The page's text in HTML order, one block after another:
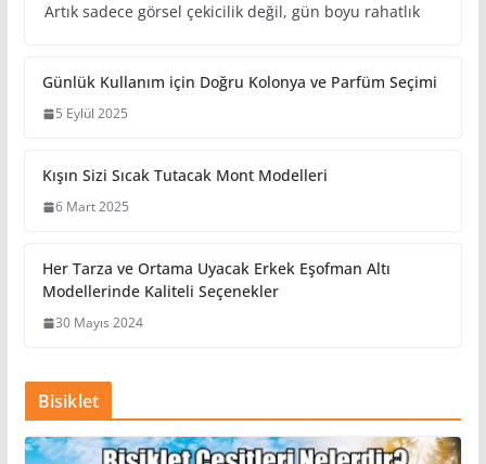
Artık sadece görsel çekicilik değil, gün boyu rahatlık
Günlük Kullanım için Doğru Kolonya ve Parfüm Seçimi
5 Eylül 2025
Kışın Sizi Sıcak Tutacak Mont Modelleri
6 Mart 2025
Her Tarza ve Ortama Uyacak Erkek Eşofman Altı
Modellerinde Kaliteli Seçenekler
30 Mayıs 2024
Bisiklet